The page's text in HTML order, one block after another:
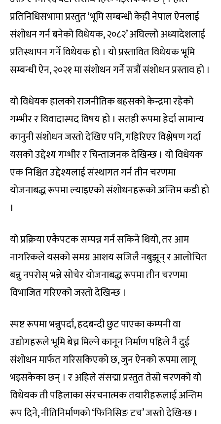
प्रतिनिधिसभामा प्रस्तुत ‘भूमि सम्बन्धी केही नेपाल ऐनलाई
संशोधन गर्न बनेको विधेयक, २०८२’ अघिल्लो अध्यादेशलाई
प्रतिस्थापन गर्ने विधेयक हो । यो प्रस्तावित विधेयक भूमि
सम्बन्धी ऐन, २०२१ मा संशोधन गर्ने सत्रौं संशोधन प्रस्ताव हो ।
यो विधेयक हालको राजनीतिक बहसको केन्द्रमा रहेको
गम्भीर र विवादास्पद विषय हो । सतही रूपमा हेर्दा सामान्य
कानुनी संशोधन जस्तो देखिए पनि, गहिरिएर विश्लेषण गर्दा
यसको उद्देश्य गम्भीर र चिन्ताजनक देखिन्छ । यो विधेयक
एक निश्चित उद्देश्यलाई संस्थागत गर्न तीन चरणमा
योजनाबद्ध रूपमा ल्याइएको संशोधनहरूको अन्तिम कडी हो
।
यो प्रक्रिया एकैपटक सम्पन्न गर्न सकिने थियो, तर आम
नागरिकले यसको समग्र आशय सजिलै नबुझून् र आलोचित
बन्नु नपरोस् भन्ने सोचेर योजनाबद्ध रूपमा तीन चरणमा
विभाजित गरिएको जस्तो देखिन्छ ।
स्पष्ट रूपमा भन्नुपर्दा, हदबन्दी छुट पाएका कम्पनी वा
उद्योगहरूले भूमि बेच्न मिल्ने कानून निर्माण पहिले नै दुई
संशोधन मार्फत गरिसकिएको छ, जुन ऐनको रूपमा लागू
भइसकेका छन् । र अहिले संसद्मा प्रस्तुत तेस्रो चरणको यो
विधेयक ती पहिलाका संरचनात्मक तयारीहरूलाई अन्तिम
रूप दिने, नीतिनिर्माणको ‘फिनिसिङ टच’ जस्तो देखिन्छ ।